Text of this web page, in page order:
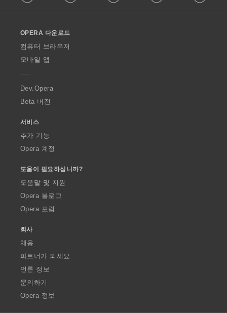
w
O
p
a
OPERA 다운로드
컴퓨터 브라우저
모바일 앱
Dev.Opera
Beta 버전
서비스
추가 기능
Opera 계정
도움이 필요하십니까?
도움말 및 지원
Opera 블로그
Opera 포럼
회사
채용
파트너가 되세요
언론 정보
문의하기
Opera 정보